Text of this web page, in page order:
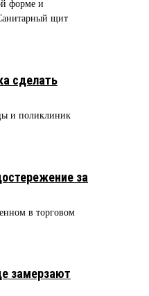
форме и
щит
сделать
и поликлиник
за
в торговом
замерзают